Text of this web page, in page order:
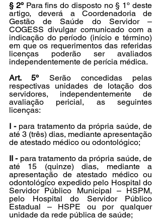
§ 2º Para fins do disposto no § 1º deste
artigo, deverá a Coordenadoria de
Gestão de Saúde do Servidor –
COGESS divulgar comunicado com a
indicação do período (início e término)
em que os requerimentos das referidas
licenças poderão ser avaliados
independentemente de perícia médica.
Art. 5º Serão concedidas pelas
respectivas unidades de lotação dos
servidores, independentemente de
avaliação pericial, as seguintes
licenças:
I - para tratamento da própria saúde, de
até 3 (três) dias, mediante apresentação
de atestado médico ou odontológico;
II - para tratamento da própria saúde, de
até 15 (quinze) dias, mediante a
apresentação de atestado médico ou
odontológico expedido pelo Hospital do
Servidor Público Municipal – HSPM,
pelo Hospital do Servidor Público
Estadual – HSPE ou por qualquer
unidade da rede pública de saúde;